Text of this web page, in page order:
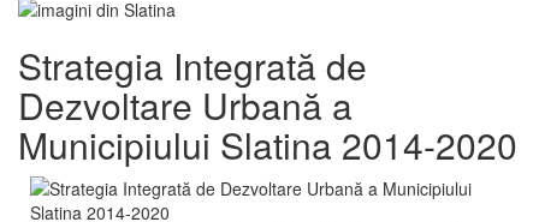
Strategia Integrată de
Dezvoltare Urbană a
Municipiului Slatina 2014-2020